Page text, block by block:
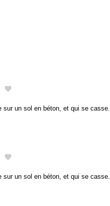
sur un sol en béton, et qui se casse.
sur un sol en béton, et qui se casse.